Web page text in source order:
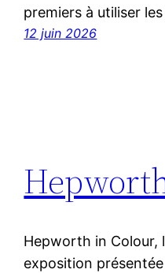
premiers à utiliser
12 juin 2026
Hepworth in Colour,
exposition